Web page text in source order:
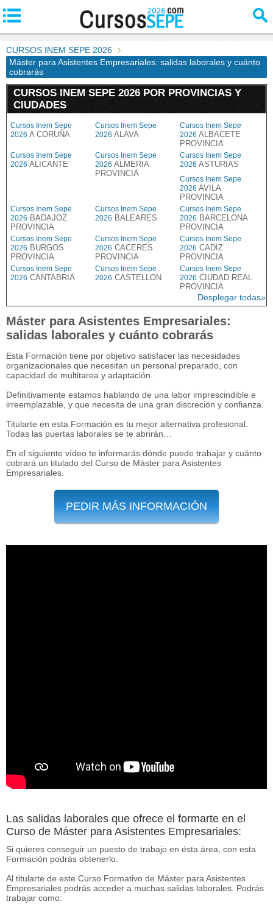
CURSOS INEM SEPE 2026
Máster para Asistentes Empresariales: salidas laborales y cuánto
cobrarás
CURSOS INEM SEPE 2026 POR PROVINCIAS Y
CIUDADES
Cursos Inem Sepe
2026 A CORUÑA
Cursos Inem Sepe
2026 ALAVA
Cursos Inem Sepe
2026 ALBACETE
PROVINCIA
Cursos Inem Sepe
2026 ALICANTE
Cursos Inem Sepe
2026 ALMERIA
PROVINCIA
Cursos Inem Sepe
2026 ASTURIAS
Cursos Inem Sepe
2026 AVILA
PROVINCIA
Cursos Inem Sepe
2026 BADAJOZ
PROVINCIA
Cursos Inem Sepe
2026 BALEARES
Cursos Inem Sepe
2026 BARCELONA
PROVINCIA
Cursos Inem Sepe
2026 BURGOS
PROVINCIA
Cursos Inem Sepe
2026 CACERES
PROVINCIA
Cursos Inem Sepe
2026 CADIZ
PROVINCIA
Cursos Inem Sepe
2026 CANTABRIA
Cursos Inem Sepe
2026 CASTELLON
Cursos Inem Sepe
2026 CIUDAD REAL
PROVINCIA
Desplegar todas»
Máster para Asistentes Empresariales:
salidas laborales y cuánto cobrarás
Esta Formación tiene por objetivo satisfacer las necesidades
organizacionales que necesitan un personal preparado, con
capacidad de multitarea y adaptación.
Definitivamente estamos hablando de una labor imprescindible e
irreemplazable, y que necesita de una gran discreción y confianza.
Titularte en esta Formación es tu mejor alternativa profesional.
Todas las puertas laborales se te abrirán…
En el siguiente vídeo te informarás dónde puede trabajar y cuánto
cobrará un titulado del Curso de Máster para Asistentes
Empresariales.
PEDIR MÁS INFORMACIÓN
Las salidas laborales que ofrece el formarte en el
Curso de Máster para Asistentes Empresariales:
Si quieres conseguir un puesto de trabajo en ésta área, con esta
Formación podrás obtenerlo.
Al titularte de este Curso Formativo de Máster para Asistentes
Empresariales podrás acceder a muchas salidas laborales. Podrás
trabajar como: